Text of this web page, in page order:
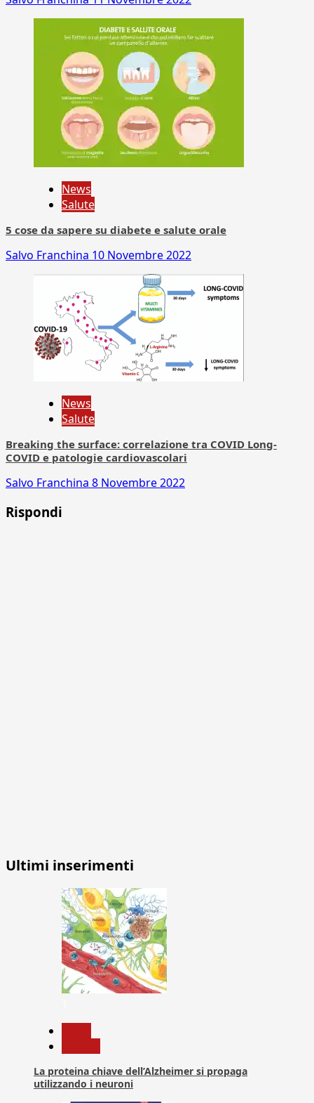
News
Salute
5 cose da sapere su diabete e salute orale
Salvo Franchina 10 Novembre 2022
News
Salute
Breaking the surface: correlazione tra COVID Long-
COVID e patologie cardiovascolari
Salvo Franchina 8 Novembre 2022
Rispondi
Ultimi inserimenti
La proteina chiave dell’Alzheimer si propaga
utilizzando i neuroni